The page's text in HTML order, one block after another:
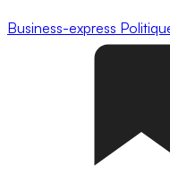
Business-express